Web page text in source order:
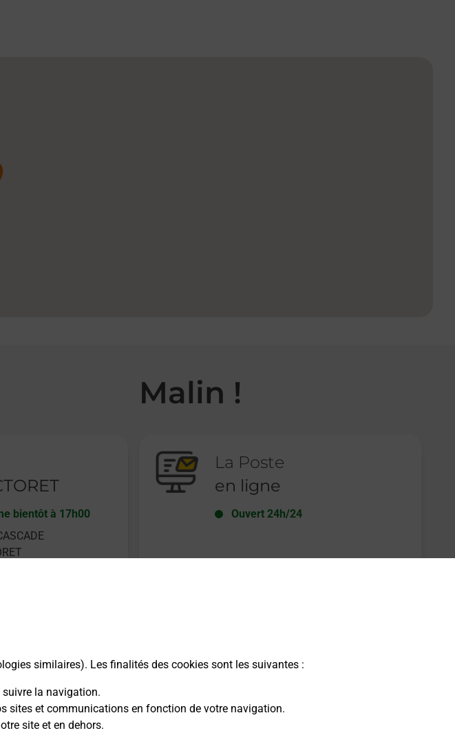
similaires). Les finalités des cookies sont les suivantes :
la navigation.
sites et communications en fonction de votre navigation.
site et en dehors.
la carte
bientôt à 17h00
Malin !
La Poste
en ligne
Ouvert 24h/24